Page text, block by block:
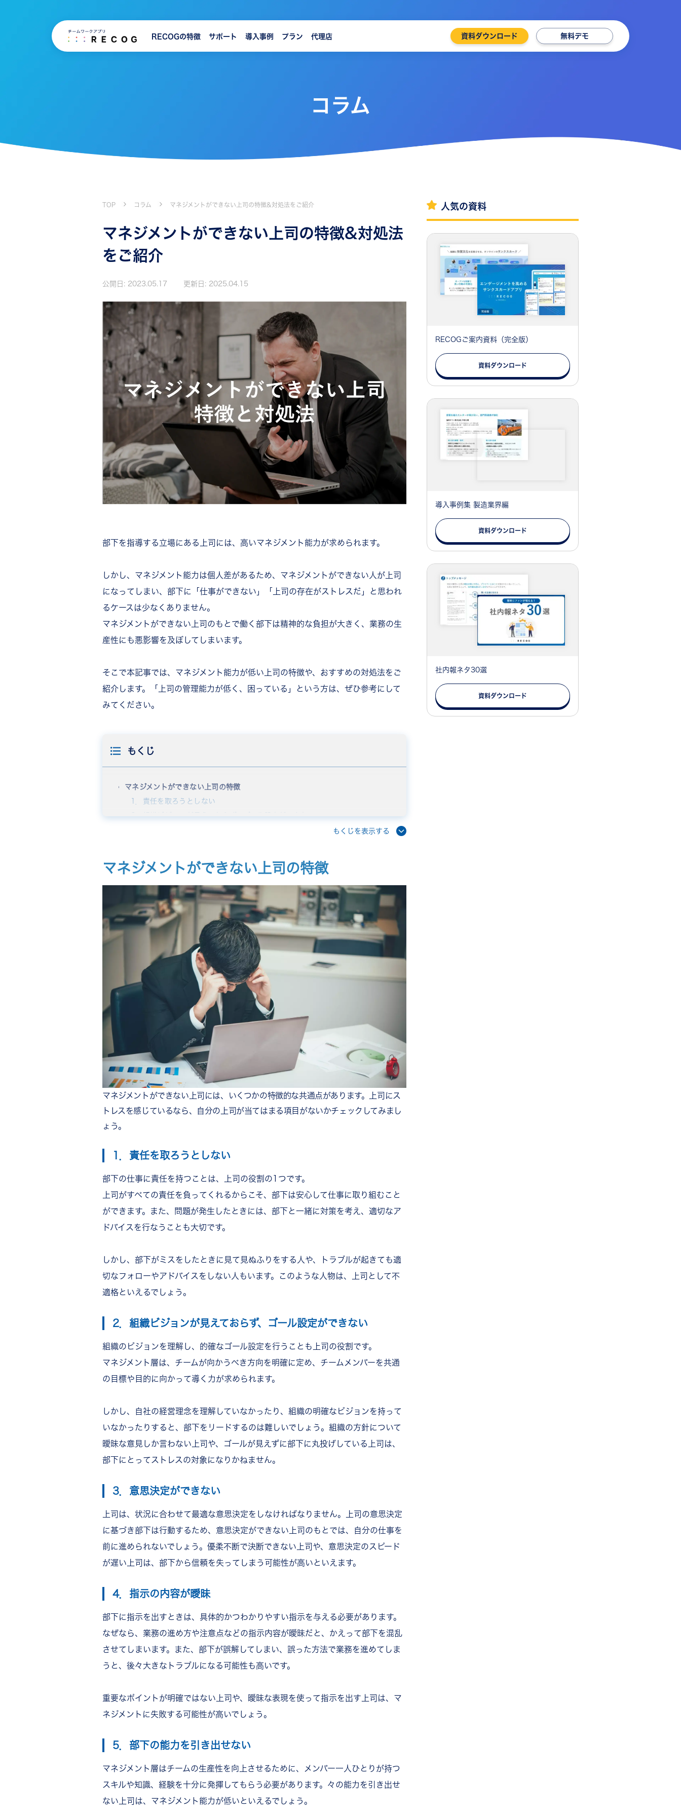
RECOGの特徴 サポート 導入事例 プラン 代理店 資料ダウンロード 無料デモ
コラム
TOP コラム マネジメントができない上司の特徴&対処法をご紹介
マネジメントができない上司の特徴&対処法
をご紹介
公開日: 2023.05.17 更新日: 2025.04.15
部下を指導する立場にある上司には、高いマネジメント能力が求められます。
しかし、マネジメント能力は個人差があるため、マネジメントができない人が上司
になってしまい、部下に「仕事ができない」「上司の存在がストレスだ」と思われ
るケースは少なくありません。
マネジメントができない上司のもとで働く部下は精神的な負担が大きく、業務の生
産性にも悪影響を及ぼしてしまいます。
そこで本記事では、マネジメント能力が低い上司の特徴や、おすすめの対処法をご
紹介します。「上司の管理能力が低く、困っている」という方は、ぜひ参考にして
みてください。
もくじ
マネジメントができない上司の特徴
1．責任を取ろうとしない
2．組織ビジョンが見えておらず、ゴール設定ができない
6．臨機応変な対応ができない
7．スケジュール管理ができない
8．現場を理解していない
9．部下の意見を聞き入れない
10．コミュニケーション能力が低い
11．感情のコントロールができない
12．やる気がない
13．部下に頼らない
14．忙しさや大変さをアピールをする
15．ハラスメント気質を持っている
マネジメントができない上司が組織にもたらす弊害
優秀な人材が辞めてしまう
チーム内で仕事量に偏りが生じる
部下のモチベーションが低下する
新しいことに挑戦しづらい
人材育成が進まない
組織の目標を達成しづらい
顧客に悪い印象を与えてしまう
連絡のエビデンスを残す
よき相談相手を見つける
上司に対して権力がある人に相談する
上司との距離を置く
異動や転職を検討する
「RECOG」なら“ホメる“コミュニケーションで組織の課題を解決！
もくじを表示する
マネジメントができない上司の特徴
マネジメントができない上司には、いくつかの特徴的な共通点があります。上司にス
トレスを感じているなら、自分の上司が当てはまる項目がないかチェックしてみまし
ょう。
1．責任を取ろうとしない
部下の仕事に責任を持つことは、上司の役割の1つです。
上司がすべての責任を負ってくれるからこそ、部下は安心して仕事に取り組むこと
ができます。
また、問題が発生したときには、部下と一緒に対策を考え、適切なア
ドバイスを行なうことも大切です。
しかし、部下がミスをしたときに見て見ぬふりをする人や、トラブルが起きても適
切なフォローやアドバイスをしない人もいます。このような人物は、上司として不
適格といえるでしょう。
2．組織ビジョンが見えておらず、ゴール設定ができない
組織のビジョンを理解し、的確なゴール設定を行うことも上司の役割です。
マネジメント層は、チームが向かうべき方向を明確に定め、チームメンバーを共通
の目標や目的に向かって導く力が求められます。
しかし、自社の経営理念を理解していなかったり、組織の明確なビジョンを持って
いなかったりすると、部下をリードするのは難しいでしょう。組織の方針について
曖昧な意見しか言わない上司や、ゴールが見えずに部下に丸投げしている上司は、
部下にとってストレスの対象になりかねません。
3．意思決定ができない
上司は、状況に合わせて最適な意思決定をしなければなりません。上司の意思決定
に基づき部下は行動するため、 意思決定ができない上司のもとでは、自分の仕事を
前に進められないでしょう。優柔不断で決断できない上司や、意思決定のスピード
が遅い上司は、部下から信頼を失ってしまう可能性が高いといえます。
4．指示の内容が曖昧
部下に指示を出すときは、具体的かつわかりやすい指示を与える必要があります。
なぜなら、 業務の進め方や注意点などの指示内容が曖昧だと、かえって部下を混乱
させてしまいます。また、部下が誤解してしまい、誤った方法で業務を進めてしま
うと、後々大きなトラブルになる可能性も高いです。
重要なポイントが明確ではない上司や、曖昧な表現を使って指示を出す上司は、マ
ネジメントに失敗する可能性が高いでしょう。
5．部下の能力を引き出せない
マネジメント層はチームの生産性を向上させるために、メンバー一人ひとりが持つ
スキルや知識、経験を十分に発揮してもらう必要があります。 々の能力を引き出せ
ない上司は、マネジメント能力が低いといえるでしょう。
人気の資料
RECOGご案内資料（完全版）
資料ダウンロード
導入事例集 製造業界編
資料ダウンロード
社内報ネタ30選
資料ダウンロード